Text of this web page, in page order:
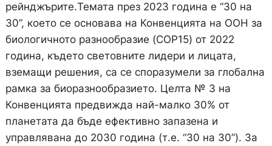
рейнджъритe.Темата през 2023 година е “30 на
30”, което се основава на Конвенцията на ООН за
биологичното разнообразие (COP15) от 2022
година, където световните лидери и лицата,
вземащи решения, са се споразумели за глобална
рамка за биоразнообразието. Целта № 3 на
Конвенцията предвижда най-малко 30% от
планетата да бъде ефективно запазена и
управлявана до 2030 година (т.е. “30 на 30”). За